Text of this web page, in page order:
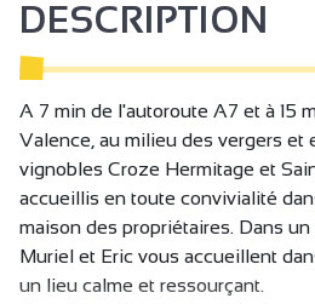
DESCRIPTION
A 7 min de l'autoroute A7 et à 15
Valence, au milieu des vergers et
vignobles Croze Hermitage et
accueillis en toute convivialité
maison des propriétaires. Dans
Muriel et Eric vous accueillent
un lieu calme et ressourçant.